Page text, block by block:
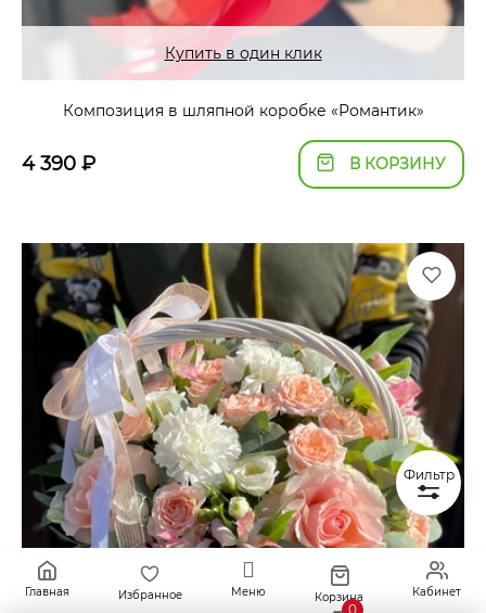
Главная Избранное Меню Корзина
0
Кабинет
Купить в один клик
Композиция в шляпной коробке «Романтик»
4 390 ₽ В КОРЗИНУ
Фильтр